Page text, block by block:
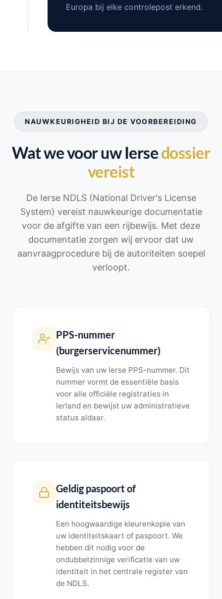
Europa bij elke controlepost erkend.
NAUWKEURIGHEID BIJ DE VOORBEREIDING
Wat we voor uw Iersedossier
vereist
De Ierse NDLS (National Driver's License
System) vereist nauwkeurige documentatie
voor de afgifte van een rijbewijs. Met deze
documentatie zorgen wij ervoor dat uw
aanvraagprocedure bij de autoriteiten soepel
verloopt.
PPS-nummer
(burgerservicenummer)
Bewijs van uw Ierse PPS-nummer. Dit
nummer vormt de essentiële basis
voor alle officiële registraties in
Ierland en bewijst uw administratieve
status aldaar.
Geldig paspoort of
identiteitsbewijs
Een hoogwaardige kleurenkopie van
uw identiteitskaart of paspoort. We
hebben dit nodig voor de
ondubbelzinnige verificatie van uw
identiteit in het centrale register van
de NDLS.